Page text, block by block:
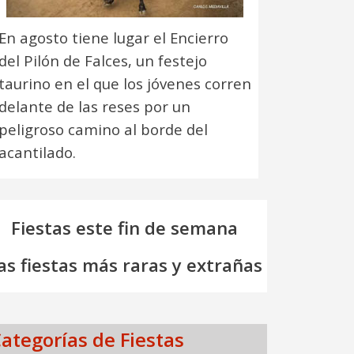
agosto tiene lugar el Encierro
Pilón de Falces, un festejo
en el que los jóvenes corren
de las reses por un
camino al borde del
Fiestas este fin de semana
fiestas más raras y extrañas
de Fiestas